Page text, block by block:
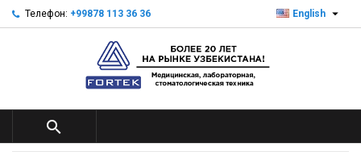
Телефон: +99878 113 36 36 English 
